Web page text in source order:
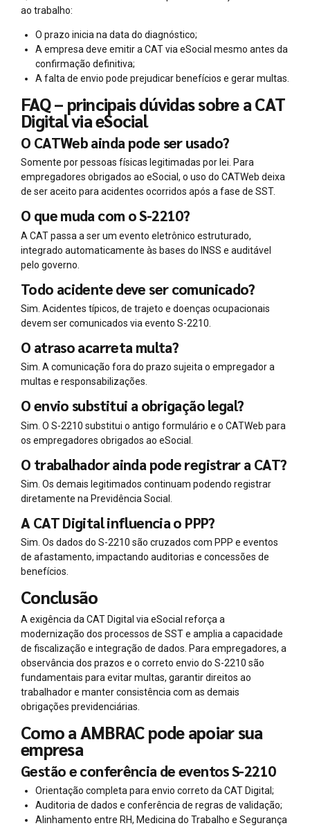
ao trabalho:
O prazo inicia na data do diagnóstico;
A empresa deve emitir a CAT via eSocial mesmo antes da
confirmação definitiva;
A falta de envio pode prejudicar benefícios e gerar multas.
FAQ – principais dúvidas sobre a CAT
Digital via eSocial
O CATWeb ainda pode ser usado?
Somente por pessoas físicas legitimadas por lei. Para
empregadores obrigados ao eSocial, o uso do CATWeb deixa
de ser aceito para acidentes ocorridos após a fase de SST.
O que muda com o S-2210?
A CAT passa a ser um evento eletrônico estruturado,
integrado automaticamente às bases do INSS e auditável
pelo governo.
Todo acidente deve ser comunicado?
Sim. Acidentes típicos, de trajeto e doenças ocupacionais
devem ser comunicados via evento S-2210.
O atraso acarreta multa?
Sim. A comunicação fora do prazo sujeita o empregador a
multas e responsabilizações.
O envio substitui a obrigação legal?
Sim. O S-2210 substitui o antigo formulário e o CATWeb para
os empregadores obrigados ao eSocial.
O trabalhador ainda pode registrar a CAT?
Sim. Os demais legitimados continuam podendo registrar
diretamente na Previdência Social.
A CAT Digital influencia o PPP?
Sim. Os dados do S-2210 são cruzados com PPP e eventos
de afastamento, impactando auditorias e concessões de
benefícios.
Conclusão
A exigência da CAT Digital via eSocial reforça a
modernização dos processos de SST e amplia a capacidade
de fiscalização e integração de dados. Para empregadores, a
observância dos prazos e o correto envio do S-2210 são
fundamentais para evitar multas, garantir direitos ao
trabalhador e manter consistência com as demais
obrigações previdenciárias.
Como a AMBRAC pode apoiar sua
empresa
Gestão e conferência de eventos S-2210
Orientação completa para envio correto da CAT Digital;
Auditoria de dados e conferência de regras de validação;
Alinhamento entre RH, Medicina do Trabalho e Segurança